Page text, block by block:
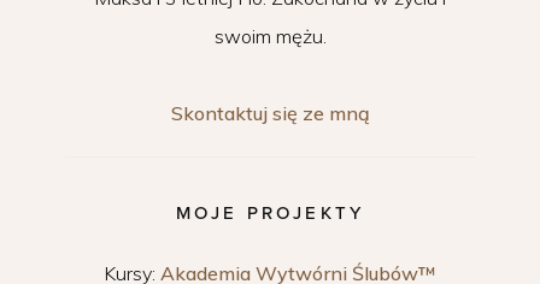
swoim mężu.
Skontaktuj się ze mną
MOJE PROJEKTY
Kursy: Akademia Wytwórni Ślubów™